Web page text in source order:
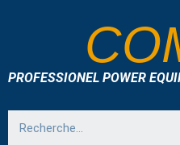
PROFESSIONEL POWER